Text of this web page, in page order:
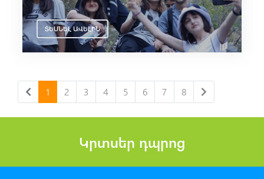
ՏԵՍՆԵԼ ԱՎԵԼԻՆ
1 2 3 4 5 6 7 8
Կրտսեր դպրոց